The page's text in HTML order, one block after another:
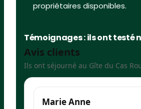
propriétaires disponibles.
Témoignages : ils ont testé
Avis clients
Ils ont séjourné au Gîte du Cas
Marie Anne